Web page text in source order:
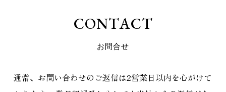
CONTACT
お問合せ
通常、お問い合わせのご返信は2営業日以内を心がけて